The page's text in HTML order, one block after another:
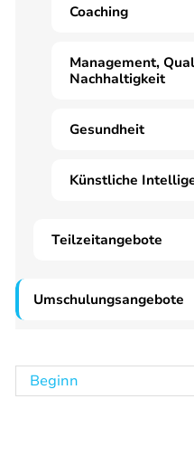
Coaching
Management,
Nachhaltigkeit
Gesundheit
Künstliche
Teilzeitangebote
Umschulungsangebote
Beginn